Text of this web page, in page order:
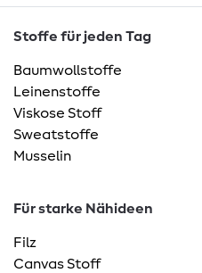
Stoffe für jeden Tag
Baumwollstoffe
Leinenstoffe
Viskose Stoff
Sweatstoffe
Musselin
Für starke Nähideen
Filz
Canvas Stoff